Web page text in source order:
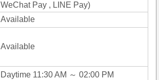
WeChat Pay , LINE Pay)
Available
Available
Daytime 11:30 AM ～ 02:00 PM